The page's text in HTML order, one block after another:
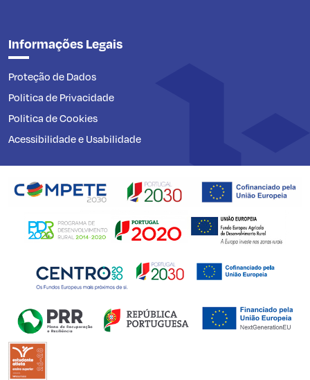
Informações Legais
Proteção de Dados
Politica de Privacidade
Politica de Cookies
Acessibilidade e Usabilidade